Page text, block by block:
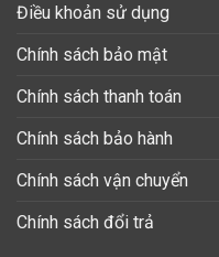
Điều khoản sử dụng
Chính sách bảo mật
Chính sách thanh toán
Chính sách bảo hành
Chính sách vận chuyển
Chính sách đổi trả